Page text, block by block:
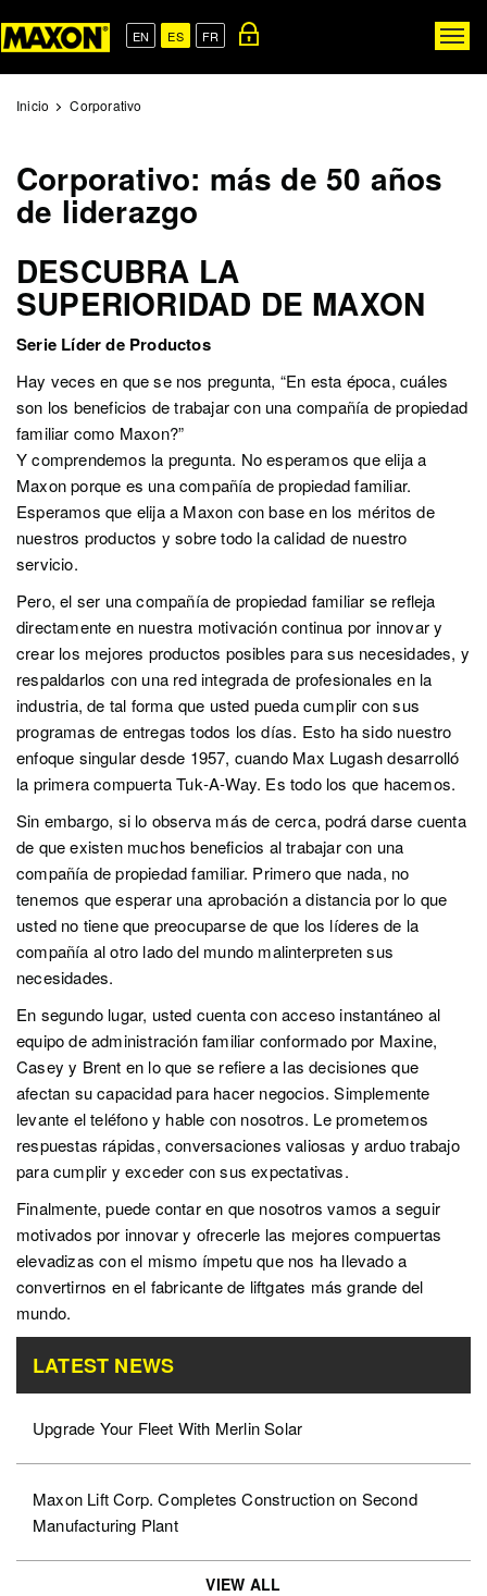
to
EN ES FR
Inicio Corporativo
Corporativo: más de 50 años
de liderazgo
DESCUBRA LA
SUPERIORIDAD DE MAXON
Serie Líder de Productos
Hay veces en que se nos pregunta, “En esta época, cuáles
son los beneficios de trabajar con una compañía de propiedad
familiar como Maxon?”
Y comprendemos la pregunta. No esperamos que elija a
Maxon porque es una compañía de propiedad familiar.
Esperamos que elija a Maxon con base en los méritos de
nuestros productos y sobre todo la calidad de nuestro
servicio.
Pero, el ser una compañía de propiedad familiar se refleja
directamente en nuestra motivación continua por innovar y
crear los mejores productos posibles para sus necesidades, y
respaldarlos con una red integrada de profesionales en la
industria, de tal forma que usted pueda cumplir con sus
programas de entregas todos los días. Esto ha sido nuestro
enfoque singular desde 1957, cuando Max Lugash desarrolló
la primera compuerta Tuk‑A‑Way. Es todo los que hacemos.
Sin embargo, si lo observa más de cerca, podrá darse cuenta
de que existen muchos beneficios al trabajar con una
compañía de propiedad familiar. Primero que nada, no
tenemos que esperar una aprobación a distancia por lo que
usted no tiene que preocuparse de que los líderes de la
compañía al otro lado del mundo malinterpreten sus
necesidades.
En segundo lugar, usted cuenta con acceso instantáneo al
equipo de administración familiar conformado por Maxine,
Casey y Brent en lo que se refiere a las decisiones que
afectan su capacidad para hacer negocios. Simplemente
levante el teléfono y hable con nosotros. Le prometemos
respuestas rápidas, conversaciones valiosas y arduo trabajo
para cumplir y exceder con sus expectativas.
Finalmente, puede contar en que nosotros vamos a seguir
motivados por innovar y ofrecerle las mejores compuertas
elevadizas con el mismo ímpetu que nos ha llevado a
convertirnos en el fabricante de liftgates más grande del
mundo.
LATEST NEWS
Upgrade Your Fleet With Merlin Solar
Maxon Lift Corp. Completes Construction on Second
Manufacturing Plant
VIEW ALL